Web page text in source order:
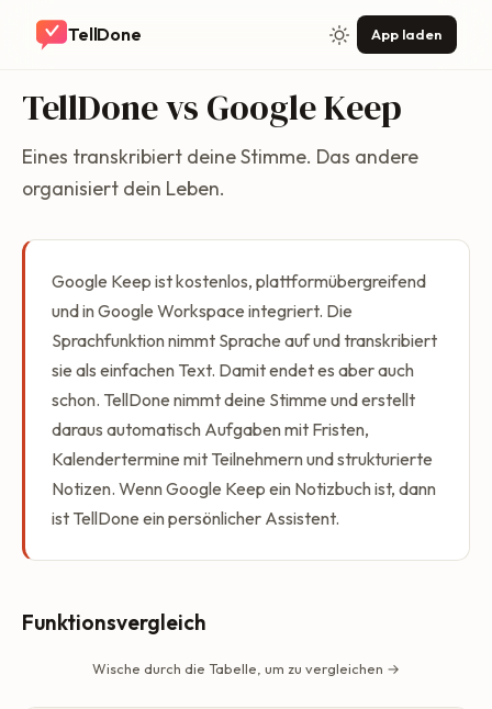
TellDone App laden
TellDone vs Google Keep
Eines transkribiert deine Stimme. Das andere
organisiert dein Leben.
Google Keep ist kostenlos, plattformübergreifend
und in Google Workspace integriert. Die
Sprachfunktion nimmt Sprache auf und transkribiert
sie als einfachen Text. Damit endet es aber auch
schon. TellDone nimmt deine Stimme und erstellt
daraus automatisch Aufgaben mit Fristen,
Kalendertermine mit Teilnehmern und strukturierte
Notizen. Wenn Google Keep ein Notizbuch ist, dann
ist TellDone ein persönlicher Assistent.
Funktionsvergleich
Wische durch die Tabelle, um zu vergleichen →